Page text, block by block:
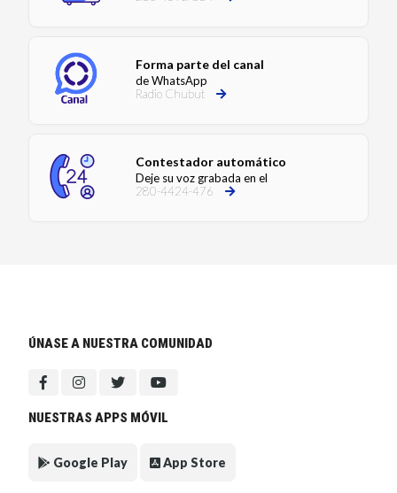
Forma parte del canal
de WhatsApp
Radio Chubut
Contestador automático
Deje su voz grabada en el
280-4424-476
ÚNASE A NUESTRA COMUNIDAD
NUESTRAS APPS MÓVIL
Google Play App Store